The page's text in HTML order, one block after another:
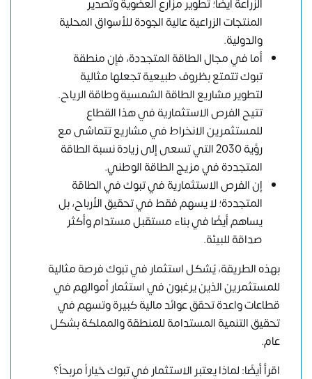
الزراعة أيضًا؛ تطوير مزارع العضوية وتصدير
المنتجات الزراعية عالية الجودة للأسواق المحلية
والدولية.
أما في مجال الطاقة المتجددة، فإن منطقة
تبوك تتمتع بظروف طبيعية تجعلها مثالية
لتطوير مشاريع الطاقة الشمسية وطاقة الرياح.
تتيح الفرص الاستثمارية في هذا القطاع
للمستثمرين الانخراط في مشاريع تتماشى مع
رؤية 2030 التي تسعى إلى زيادة نسبة الطاقة
المتجددة في مزيج الطاقة الوطني.
إن الفرص الاستثمارية في تبوك في الطاقة
المتجددة؛ لا يسهم فقط في تحقيق الأرباح، بل
يساهم أيضًا في بناء مستقبل مستدام وأكثر
صداقة للبيئة.
بهذه الطريقة، يُشكل استثمار في تبوك فرصة مثالية
للمستثمرين الذين يرغبون في استثمار أموالهم في
قطاعات واعدة تحقق عوائد مالية كبيرة وتسهم في
تحقيق التنمية المستدامة للمنطقة والمملكة بشكل
عام.
اقرأ أيضًا: لماذا يعتبر الاستثمار في تبوك خياراً مربحاً؟